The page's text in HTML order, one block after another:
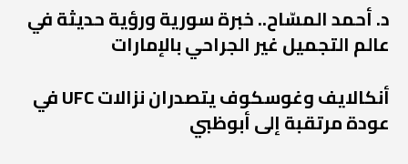
د. أحمد المسّاح.. خبرة سورية ورؤية حديثة في
عالم التجميل غير الجراحي بالإمارات
أنكالايف وغوسكوف يتصدران نزالات UFC في
عودة مرتقبة إلى أبوظبي